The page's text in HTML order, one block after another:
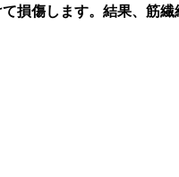
損傷します。結果、筋繊